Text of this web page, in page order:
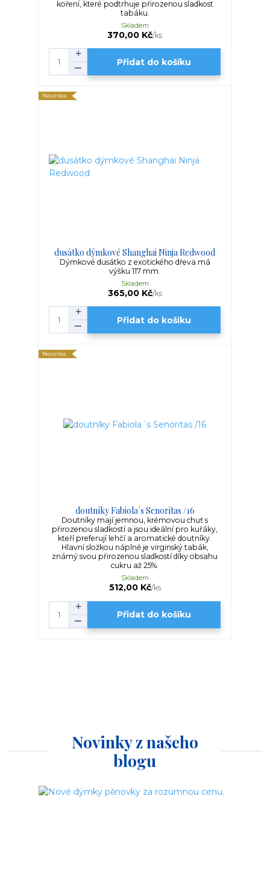
koření, které podtrhuje přirozenou sladkost
tabáku.
370,00 Kč/ks
Skladem
Přidat do košíku
Novinka
dusátko dýmkové Shanghai Ninja Redwood
Dýmkové dusátko z exotického dřeva má
výšku 117 mm.
365,00 Kč/ks
Skladem
Přidat do košíku
Novinka
doutníky Fabiola´s Senoritas /16
Doutníky mají jemnou, krémovou chuť s
přirozenou sladkostí a jsou ideální pro kuřáky,
kteří preferují lehčí a aromatické doutníky.
Hlavní složkou náplně je virginský tabák,
známý svou přirozenou sladkostí díky obsahu
cukru až 25%.
512,00 Kč/ks
Skladem
Přidat do košíku
Novinky z našeho
blogu